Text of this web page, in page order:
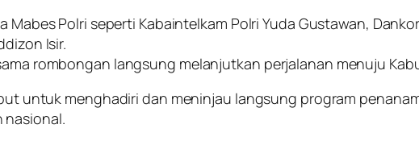
Polri seperti Kabaintelkam Polri Yuda Gustawan,
Isir.
rombongan langsung melanjutkan perjalanan menuju
untuk menghadiri dan meninjau langsung program